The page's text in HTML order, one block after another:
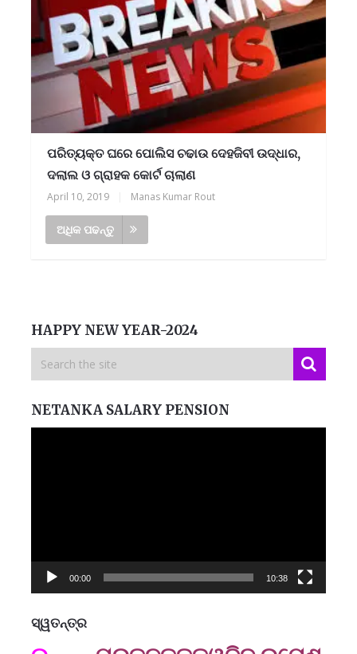
ପରିତ୍ୟକ୍ତ ଘରେ ପୋଲିସ ଚଢାଉ ଦେହଜିବୀ ଉଦ୍ଧାର,
ଦଲାଲ ଓ ଗ୍ରାହକ କୋର୍ଟ ଚାଲାଣ
April 10, 2019 Manas Kumar Rout
ଅଧିକ ପଢନ୍ତୁ
HAPPY NEW YEAR-2024
NETANKA SALARY PENSION
00:00 10:38
ସ୍ୱତନ୍ତ୍ର